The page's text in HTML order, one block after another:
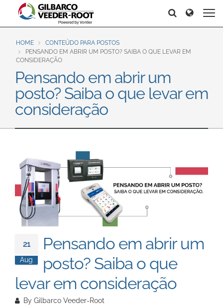
North America
United States
Canada
Español English
Brazil
Mexico
Español
Europe & CIS
English
Dansk
Magyar
Română
Pусский
India
Asia Pacific
Australia
Search
Search Search
HOME
CONTEÚDO PARA POSTOS
PENSANDO EM ABRIR UM POSTO? SAIBA O QUE LEVAR EM
CONSIDERAÇÃO
Pensando em abrir um
posto? Saiba o que levar em
consideração
21
Aug
Pensando em abrir um
posto? Saiba o que
levar em consideração
By Gilbarco Veeder-Root